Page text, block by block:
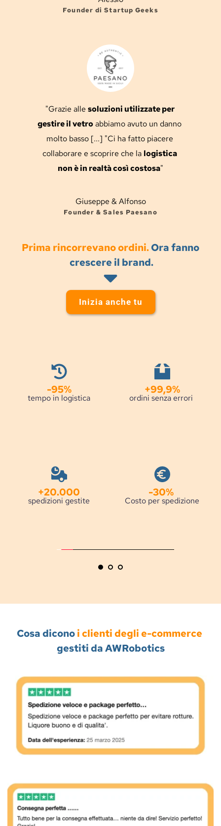
Founder di Startup Geeks
"Grazie alle soluzioni utilizzate per
gestire il vetro abbiamo avuto un danno
molto basso [...] "Ci ha fatto piacere
collaborare e scoprire che la logistica
non è in realtà così costosa"
Giuseppe & Alfonso
Founder & Sales Paesano
Prima rincorrevano ordini. Ora fanno
crescere il brand.
Inizia anche tu
-95%
tempo in logistica
+99,9%
ordini senza errori
+20.000
spedizioni gestite
-30%
Costo per spedizione
Cosa dicono i clienti degli e-commerce
gestiti da AWRobotics